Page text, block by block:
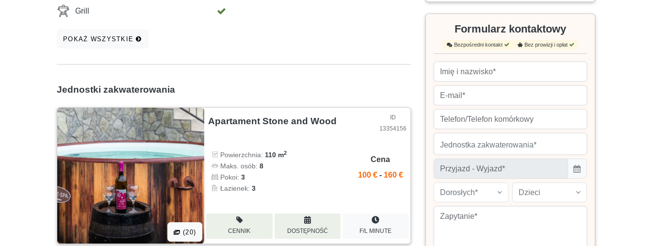
Grill
POKAŻ WSZYSTKIE
Jednostki zakwaterowania
(20)
Apartament Stone and Wood
ID
13354156
Powierzchnia: 110 m2
Maks. osób:8
Pokoi:3
Łazienek:3
Cena
100 € - 160 €
CENNIK DOSTĘPNOŚĆ F/L MINUTE
Formularz kontaktowy
Bezpośredni kontakt Bez prowizji i opłat
Jednostka zakwaterowania*
Dorosłych* Dzieci